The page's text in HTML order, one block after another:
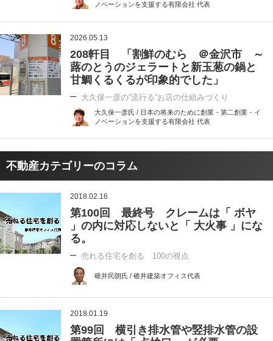
ノベーションを支援する有限会社 代表
2026.05.13
208軒目 「割鮮のむら ＠金沢市 ～
蕗のとうのジェラートと新玉葱の鍋と
甘鯛くるくるが印象的でした」
大久保一彦の“流行る”お店の仕組みづくり
大久保一彦氏 / 日本の将来のために創業・第二創業・イ
ノベーションを支援する有限会社 代表
不動産カテゴリーのコラム
2018.02.16
第100回 最終号 クレームは「 ボヤ
」の内に対応しないと「 大火事 」にな
る。
売れる住宅を創る 100の視点
碓井民朗氏 / 碓井建築オフィス代表
2018.01.19
第99回 横引き排水管や竪排水管の設